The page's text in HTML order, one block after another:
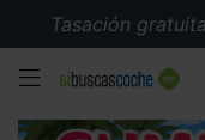
Tasación
MENÚ